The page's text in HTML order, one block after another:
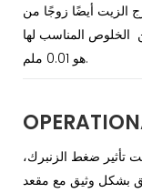
الزيت أيضًا زوجًا من
الخلوص المناسب لها
هو 0.01 ملم.
تأثير ضغط الزنبرك،
بشكل وثيق مع مقعد